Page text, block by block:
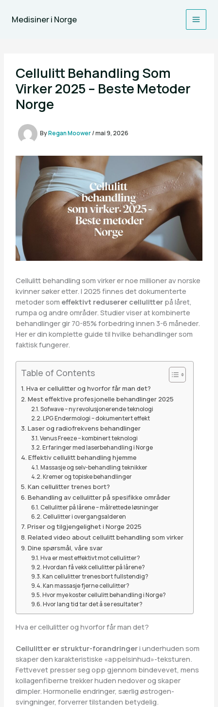
Medisiner i Norge
Cellulitt Behandling Som
Virker 2025 – Beste Metoder
Norge
ByRegan Moower/mai 9, 2026
Cellulitt behandling som virker er noe millioner av norske
kvinner søker etter. I 2025 finnes det dokumenterte
metoder som effektivt reduserer cellulitterpå låret,
rumpa og andre områder. Studier viser at kombinerte
behandlinger gir 70-85% forbedring innen 3-6 måneder.
Her er din komplette guide til hvilke behandlinger som
faktisk fungerer.
Table of Contents
Hva er cellulitter og hvorfor får man det?
Mest effektive profesjonelle behandlinger 2025
Sofwave – ny revolusjonerende teknologi
LPG Endermologi – dokumentert effekt
Laser og radiofrekvens behandlinger
Venus Freeze – kombinert teknologi
Erfaringer med laserbehandling i Norge
Effektiv cellulitt behandling hjemme
Massasje og selv-behandling teknikker
Kremer og topiske behandlinger
Kan cellulitter trenes bort?
Behandling av cellulitter på spesifikke områder
Cellulitter på lårene – målrettede løsninger
Cellulitter i overgangsalderen
Priser og tilgjengelighet i Norge 2025
Related video about cellulitt behandling som virker
Dine spørsmål, våre svar
Hva er mest effektivt mot cellulitter?
Hvordan få vekk cellulitter på lårene?
Kan cellulitter trenes bort fullstendig?
Kan massasje fjerne cellulitter?
Hvor mye koster cellulitt behandling i Norge?
Hvor lang tid tar det å se resultater?
Hva er cellulitter og hvorfor får man det?
Cellulitter er struktur-forandringeri underhuden som
skaper den karakteristiske «appelsinhud»-teksturen.
Fettvevet presser seg opp gjennom bindevevet, mens
kollagenfiberne trekker huden nedover og skaper
dimpler. Hormonelle endringer, særlig østrogen-
svingninger, forverrer tilstanden betydelig.